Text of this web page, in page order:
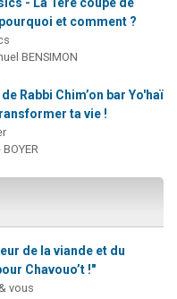
et comment ?
BENSIMON
Rabbi Chim’on bar Yo'haï
ta vie !
de la viande et du
Chavouo’t !"
vous